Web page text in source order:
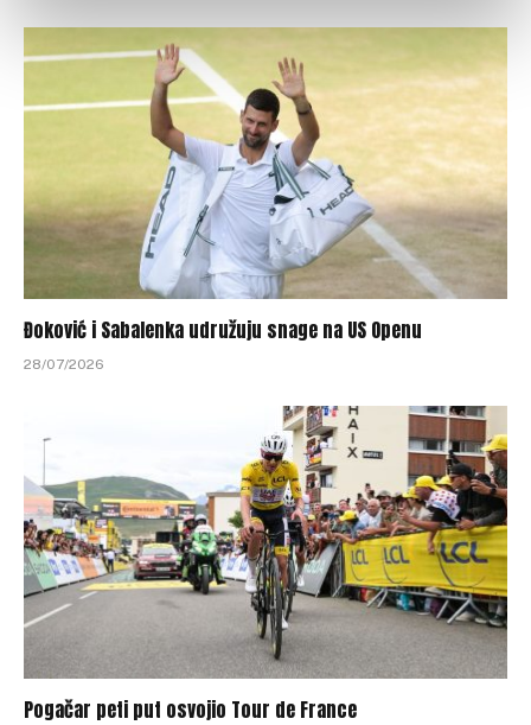
Đoković i Sabalenka udružuju snage na US Openu
28/07/2026
Pogačar peti put osvojio Tour de France